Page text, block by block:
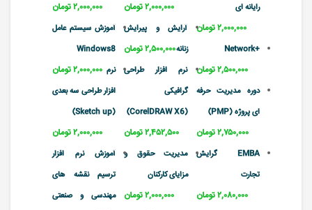
رایانه ای
۲,۰۰۰,۰۰۰ تومان
+Network
۲,۵۰۰,۰۰۰ تومان
دوره مدیریت حرفه
ای پروژه (PMP)
۲,۷۵۰,۰۰۰ تومان
EMBA گرایش
تجارت
۲,۰۸۰,۰۰۰ تومان
۲,۰۰۰,۰۰۰ تومان
آرایش و پیرایش
زنانه۲,۵۰۰,۰۰۰ تومان
نرم افزار طراحی
گرافیکی
(CorelDRAW X6)
۲,۴۵۲,۵۰۰ تومان
مدیریت حقوق و
مزایای کارکنان
۲,۰۰۰,۰۰۰ تومان
۲,۰۰۰,۰۰۰ تومان
آموزش سیستم عامل
Windows8
۲,۰۰۰,۰۰۰ تومان نرم
افزار طراحی سه بعدی
(Sketch up)
۲,۰۰۰,۰۰۰ تومان
آموزش نرم افزار
ترسیم نقشه های
مهندسی و صنعتی